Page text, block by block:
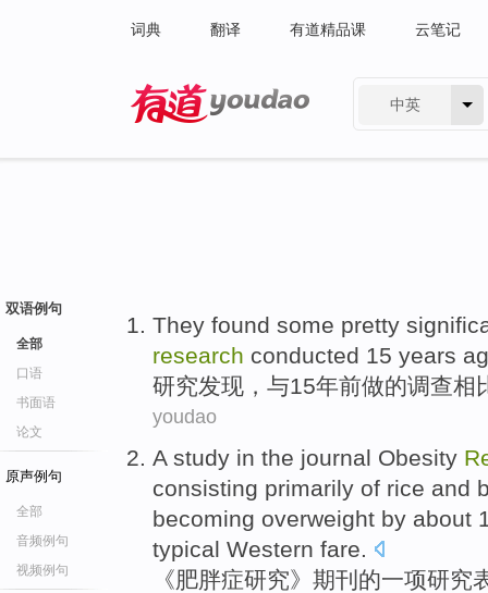
词典 翻译 有道精品课 云笔记
中英
双语例句
全部
口语
书面语
论文
原声例句
全部
音频例句
视频例句
They found some pretty
research conducted 15 years
研究发现， 与15年前做的调查相
youdao
A study in the journal Obesity
consisting primarily of rice and
becoming overweight by about
typical Western fare.
《肥胖症研究》 期刊 的一项研究